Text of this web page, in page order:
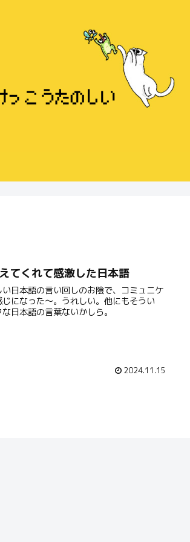
てくれて感激した日本語
日本語の言い回しのお陰で、コミュニケ
になった〜。うれしい。他にもそうい
日本語の言葉ないかしら。
2024.11.15